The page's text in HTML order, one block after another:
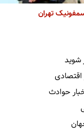
تهران
شوید
حوادث